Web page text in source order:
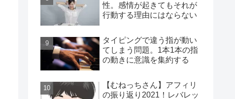
性。感情が起きてもそれが
行動する理由にはならない
タイピングで違う指が動い
てしまう問題。1本1本の指
の動きに意識を集約する
【むねっちさん】アフィリ
の振り返り2021！レバレッ